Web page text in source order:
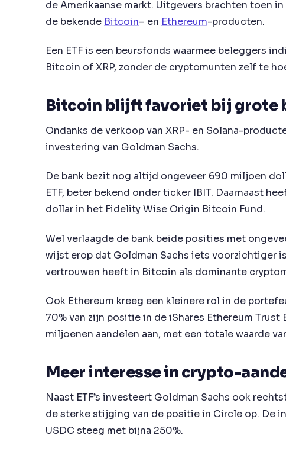
de Amerikaanse markt. Uitgevers brachten toen
de bekende Bitcoin– en Ethereum-producten.
Een ETF is een beursfonds waarmee beleggers
Bitcoin of XRP, zonder de cryptomunten zelf te
Bitcoin blijft favoriet bij grote
Ondanks de verkoop van XRP- en Solana-
investering van Goldman Sachs.
De bank bezit nog altijd ongeveer 690 miljoen
ETF, beter bekend onder ticker IBIT. Daarnaast
dollar in het Fidelity Wise Origin Bitcoin Fund.
Wel verlaagde de bank beide posities met
wijst erop dat Goldman Sachs iets voorzichtiger
vertrouwen heeft in Bitcoin als dominante
Ook Ethereum kreeg een kleinere rol in de
70% van zijn positie in de iShares Ethereum Trust
miljoenen aandelen aan, met een totale waarde
Meer interesse in crypto-
Naast ETF’s investeert Goldman Sachs ook
de sterke stijging van de positie in Circle op. De
USDC steeg met bijna 250%.